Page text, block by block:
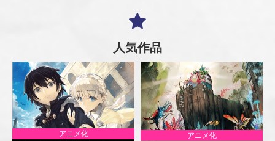
人気作品
アニメ化 アニメ化